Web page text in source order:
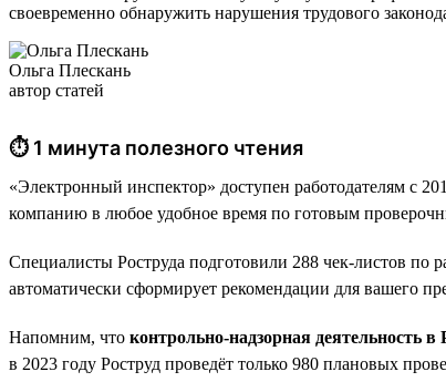
своевременно обнаружить нарушения трудового
Ольга Плескань
автор статей
⏱ 1 минута полезного чтения
«Электронный инспектор» доступен работодателям с
компанию в любое удобное время по готовым
Специалисты Роструда подготовили 288 чек-листов по
автоматически сформирует рекомендации для вашего
Напомним, что контрольно-надзорная деятельность
в 2023 году Роструд проведёт только 980 плановых